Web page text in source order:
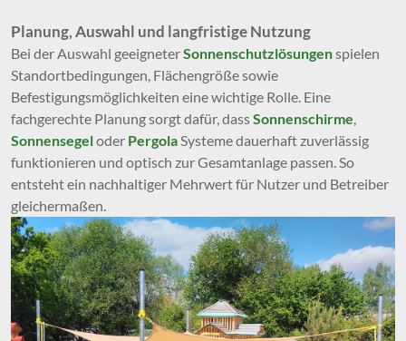
Planung, Auswahl und langfristige Nutzung
Bei der Auswahl geeigneterSonnenschutzlösungenspielen
Standortbedingungen, Flächengröße sowie
Befestigungsmöglichkeiten eine wichtige Rolle. Eine
fachgerechte Planung sorgt dafür, dassSonnenschirme,
Sonnensegeloder PergolaSysteme dauerhaft zuverlässig
funktionieren und optisch zur Gesamtanlage passen. So
entsteht ein nachhaltiger Mehrwert für Nutzer und Betreiber
gleichermaßen.